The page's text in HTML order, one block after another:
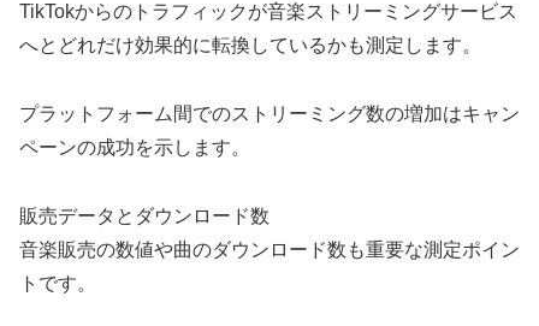
TikTokからのトラフィックが音楽ストリーミングサービス
へとどれだけ効果的に転換しているかも測定します。
プラットフォーム間でのストリーミング数の増加はキャン
ペーンの成功を示します。
販売データとダウンロード数
音楽販売の数値や曲のダウンロード数も重要な測定ポイン
トです。